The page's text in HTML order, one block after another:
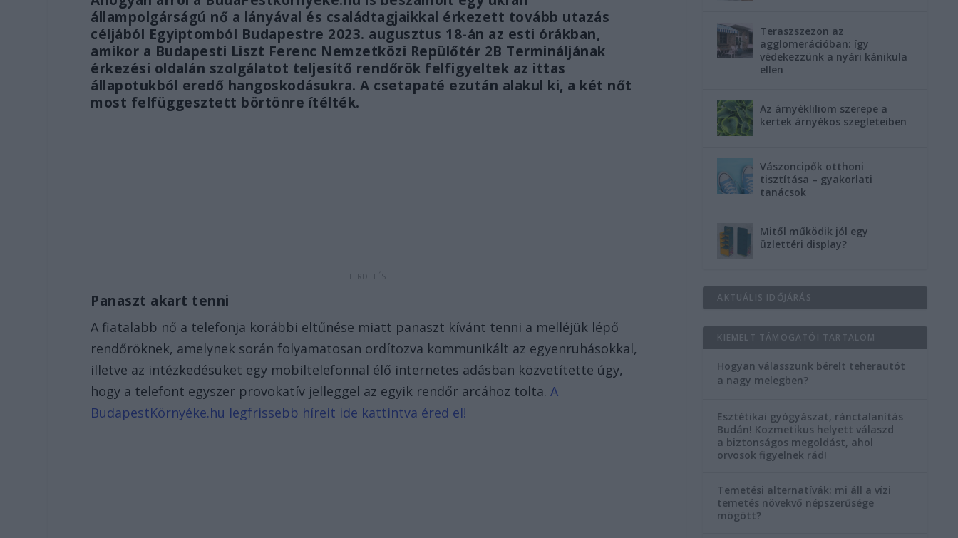
állampolgárságú nő a lányával és családtagjaikkal érkezett tovább utazás
céljából Egyiptomból Budapestre 2023. augusztus 18-án az esti órákban,
amikor a Budapesti Liszt Ferenc Nemzetközi Repülőtér 2B Termináljának
érkezési oldalán szolgálatot teljesítő rendőrök felfigyeltek az ittas
állapotukból eredő hangoskodásukra. A csetapaté ezután alakul ki, a két nőt
most felfüggesztett börtönre ítélték.
Panaszt akart tenni
A fiatalabb nő a telefonja korábbi eltűnése miatt panaszt kívánt tenni a melléjük lépő
rendőröknek, amelynek során folyamatosan ordítozva kommunikált az egyenruhásokkal,
illetve az intézkedésüket egy mobiltelefonnal élő internetes adásban közvetítette úgy,
hogy a telefont egyszer provokatív jelleggel az egyik rendőr arcához tolta.A
BudapestKörnyéke.hu legfrissebb híreit ide kattintva éred el!
Teraszszezon az
agglomerációban: így
védekezzünk a nyári kánikula
ellen
Az árnyékliliom szerepe a
kertek árnyékos szegleteiben
Vászoncipők otthoni
tisztítása – gyakorlati
tanácsok
Mitől működik jól egy
üzlettéri display?
AKTUÁLIS IDŐJÁRÁS
KIEMELT TÁMOGATÓI TARTALOM
Hogyan válasszunk bérelt teherautót
a nagy melegben?
Esztétikai gyógyászat, ránctalanítás
Budán! Kozmetikus helyett válaszd
a biztonságos megoldást, ahol
orvosok figyelnek rád!
Temetési alternatívák: mi áll a vízi
temetés növekvő népszerűsége
mögött?